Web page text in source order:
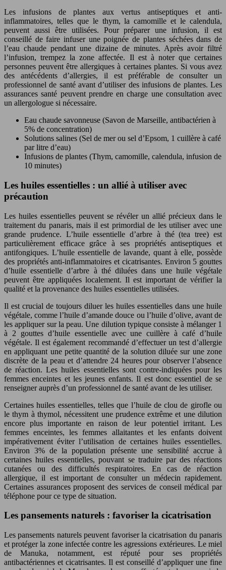
Les infusions de plantes aux vertus antiseptiques et anti-
inflammatoires, telles que le thym, la camomille et le calendula,
peuvent aussi être utilisées. Pour préparer une infusion, il est
conseillé de faire infuser une poignée de plantes séchées dans de
l’eau chaude pendant une dizaine de minutes. Après avoir filtré
l’infusion, trempez la zone affectée. Il est à noter que certaines
personnes peuvent être allergiques à certaines plantes. Si vous avez
des antécédents d’allergies, il est préférable de consulter un
professionnel de santé avant d’utiliser des infusions de plantes. Les
assurances santé peuvent prendre en charge une consultation avec
un allergologue si nécessaire.
Eau chaude savonneuse (Savon de Marseille, antibactérien à
5% de concentration)
Solutions salines (Sel de mer ou sel d’Epsom, 1 cuillère à café
par litre d’eau)
Infusions de plantes (Thym, camomille, calendula, infusion de
10 minutes)
Les huiles essentielles : un allié à utiliser avec
précaution
Les huiles essentielles peuvent se révéler un allié précieux dans le
traitement du panaris, mais il est primordial de les utiliser avec une
grande prudence. L’huile essentielle d’arbre à thé (tea tree) est
particulièrement efficace grâce à ses propriétés antiseptiques et
antifongiques. L’huile essentielle de lavande, quant à elle, possède
des propriétés anti-inflammatoires et cicatrisantes. Environ 5 gouttes
d’huile essentielle d’arbre à thé diluées dans une huile végétale
peuvent être appliquées localement. Il est important de vérifier la
qualité et la provenance des huiles essentielles utilisées.
Il est crucial de toujours diluer les huiles essentielles dans une huile
végétale, comme l’huile d’amande douce ou l’huile d’olive, avant de
les appliquer sur la peau. Une dilution typique consiste à mélanger 1
à 2 gouttes d’huile essentielle avec une cuillère à café d’huile
végétale. Il est également recommandé d’effectuer un test d’allergie
en appliquant une petite quantité de la solution diluée sur une zone
discrète de la peau et d’attendre 24 heures pour observer l’absence
de réaction. Les huiles essentielles sont contre-indiquées pour les
femmes enceintes et les jeunes enfants. Il est donc essentiel de se
renseigner auprès d’un professionnel de santé avant de les utiliser.
Certaines huiles essentielles, telles que l’huile de clou de girofle ou
le thym à thymol, nécessitent une prudence extrême et une dilution
encore plus importante en raison de leur potentiel irritant. Les
femmes enceintes, les femmes allaitantes et les enfants doivent
impérativement éviter l’utilisation de certaines huiles essentielles.
Environ 3% de la population présente une sensibilité accrue à
certaines huiles essentielles, pouvant se traduire par des réactions
cutanées ou des difficultés respiratoires. En cas de réaction
allergique, il est important de consulter un médecin rapidement.
Certaines assurances proposent des services de conseil médical par
téléphone pour ce type de situation.
Les pansements naturels : favoriser la cicatrisation
Les pansements naturels peuvent favoriser la cicatrisation du panaris
et protéger la zone infectée contre les agressions extérieures. Le miel
de Manuka, notamment, est réputé pour ses propriétés
antibactériennes et cicatrisantes. Il est conseillé d’appliquer une fine